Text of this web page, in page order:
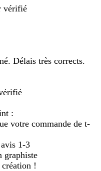
vérifié
Délais très corrects.
:
votre commande de t-
1-3
graphiste
!